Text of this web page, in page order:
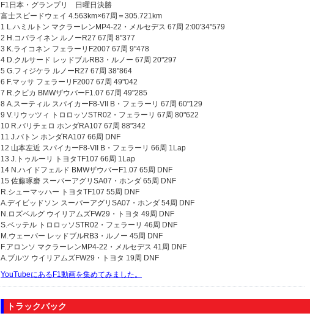
F1日本・グランプリ 日曜日決勝
富士スピードウェイ 4.563km×67周＝305.721km
1 L.ハミルトン マクラーレンMP4-22・メルセデス 67周 2:00'34"579
2 H.コバライネン ルノーR27 67周 8"377
3 K.ライコネン フェラーリF2007 67周 9"478
4 D.クルサード レッドブルRB3・ルノー 67周 20"297
5 G.フィジケラ ルノーR27 67周 38"864
6 F.マッサ フェラーリF2007 67周 49"042
7 R.クビカ BMWザウバーF1.07 67周 49"285
8 A.スーティル スパイカーF8-VII B・フェラーリ 67周 60"129
9 V.リウッツィ トロロッソSTR02・フェラーリ 67周 80"622
10 R.バリチェロ ホンダRA107 67周 88"342
11 J.バトン ホンダRA107 66周 DNF
12 山本左近 スパイカーF8-VII B・フェラーリ 66周 1Lap
13 J.トゥルーリ トヨタTF107 66周 1Lap
14 N.ハイドフェルド BMWザウバーF1.07 65周 DNF
15 佐藤琢磨 スーパーアグリSA07・ホンダ 65周 DNF
R.シューマッハー トヨタTF107 55周 DNF
A.デイビッドソン スーパーアグリSA07・ホンダ 54周 DNF
N.ロズベルグ ウイリアムズFW29・トヨタ 49周 DNF
S.ベッテル トロロッソSTR02・フェラーリ 46周 DNF
M.ウェーバー レッドブルRB3・ルノー 45周 DNF
F.アロンソ マクラーレンMP4-22・メルセデス 41周 DNF
A.ブルツ ウイリアムズFW29・トヨタ 19周 DNF
YouTubeにあるF1動画を集めてみました。
トラックバック